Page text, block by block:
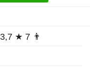
3,7 ★ 7 👨